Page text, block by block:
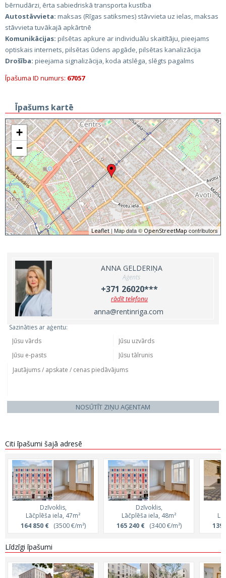
bērnudārzi, ērta sabiedriskā transporta kustība
Autostāvvieta: maksas (Rīgas satiksmes) stāvvieta uz ielas, maksas
stāvvieta tuvākajā apkārtnē
Komunikācijas: pilsētas apkure ar individuālu skaitītāju, pieejams
optiskais internets, pilsētas ūdens apgāde, pilsētas kanalizācija
Drošība: pieejama signalizācija, koda atslēga, slēgts pagalms
Īpašuma ID numurs: 67057
Īpašums kartē
+
−
Leaflet | Map data ©OpenStreetMap contributors
ANNA GELDERIŅA
Aģents
+371 26020***
rādīt telefonu
anna@rentinriga.com
Sazināties ar aģentu:
NOSŪTĪT ZIŅU AĢENTAM
Citi īpašumi šajā adresē
Dzīvoklis,
Lāčplēša iela, 47m²
164 850 €(3500 €/m²)
Dzīvoklis,
Lāčplēša iela, 48m²
165 240 €(3400 €/m²)
139
Līdzīgi īpašumi